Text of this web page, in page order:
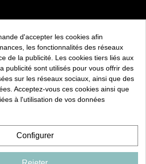
S’ABONNER
à tout moment. Vous trouverez
de contact dans les conditions
ÉGALEMENT SUR LES RÉSEAUX
d'accepter les cookies afin
les fonctionnalités des réseaux
de la publicité. Les cookies tiers liés aux
publicité sont utilisés pour vous offrir des
sur les réseaux sociaux, ainsi que des
Acceptez-vous ces cookies ainsi que
à l'utilisation de vos données
Configurer